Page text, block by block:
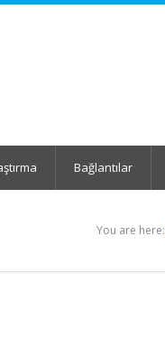
Bağlantılar
You are here: